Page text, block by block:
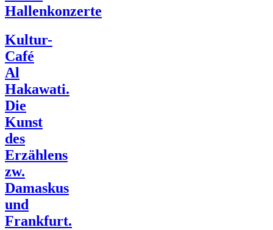
Hallenkonzerte
Kultur-
Café
Al
Hakawati.
Die
Kunst
des
Erzählens
zw.
Damaskus
und
Frankfurt.